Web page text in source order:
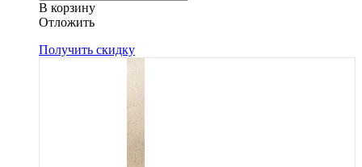
В корзину
Oтложить
Получить скидку